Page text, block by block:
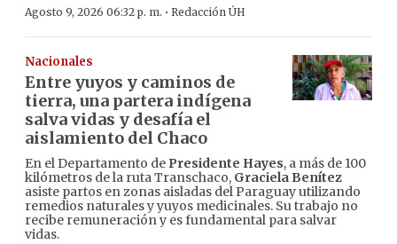
Agosto 9, 2026 06:32 p. m. · Redacción ÚH
Nacionales
Entre yuyos y caminos de
tierra, una partera indígena
salva vidas y desafía el
aislamiento del Chaco
En el Departamento de Presidente Hayes, a más de 100
kilómetros de la ruta Transchaco, Graciela Benítez
asiste partos en zonas aisladas del Paraguay utilizando
remedios naturales y yuyos medicinales. Su trabajo no
recibe remuneración y es fundamental para salvar
vidas.